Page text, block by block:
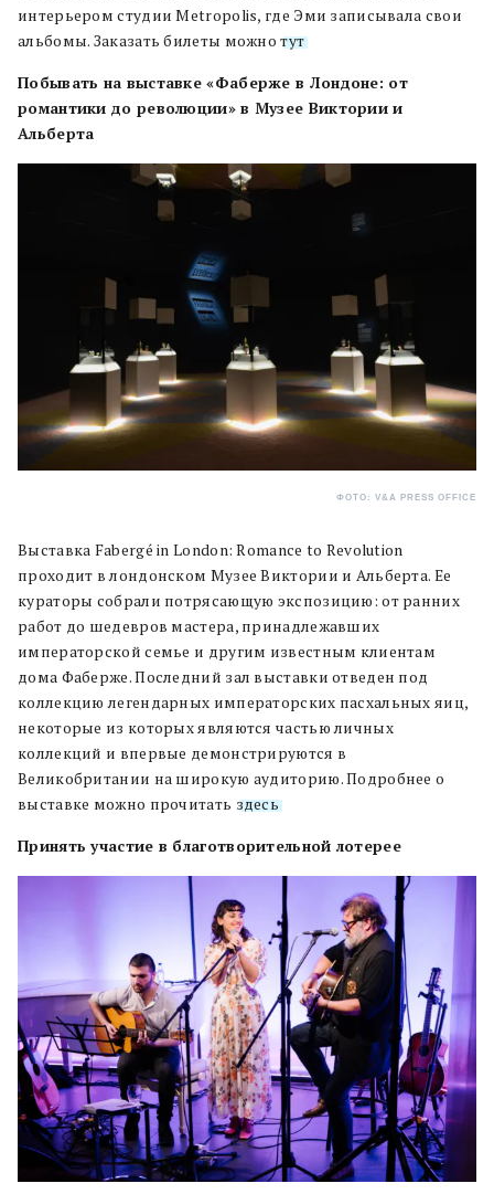
интерьером студии Metropolis, где Эми записывала свои
альбомы. Заказать билеты можнотут.
Побывать на выставке «Фаберже в Лондоне: от
романтики до революции» в Музее Виктории и
Альберта
ФОТО: V&A PRESS OFFICE
Выставка Fabergé in London: Romance to Revolution
проходит в лондонском Музее Виктории и Альберта. Ее
кураторы собрали потрясающую экспозицию: от ранних
работ до шедевров мастера, принадлежавших
императорской семье и другим известным клиентам
дома Фаберже. Последний зал выставки отведен под
коллекцию легендарных императорских пасхальных яиц,
некоторые из которых являются частью личных
коллекций и впервые демонстрируются в
Великобритании на широкую аудиторию. Подробнее о
выставке можно прочитать здесь.
Принять участие в благотворительной лотерее